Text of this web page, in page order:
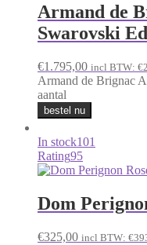
Armand de
Swarovski
€1.795,00 incl BTW: €
Armand de Brignac
aantal
bestel nu
In stock101
Rating95
Dom
€325,00 incl BTW: €